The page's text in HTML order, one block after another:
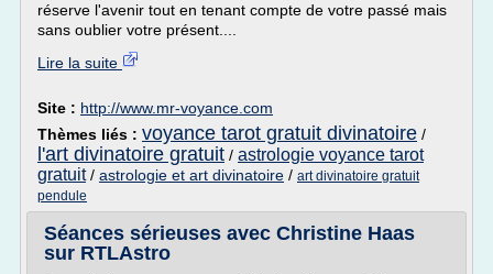
réserve l'avenir tout en tenant compte de votre passé mais
sans oublier votre présent....
Lire la suite
Site : http://www.mr-voyance.com
Thèmes liés : voyance tarot gratuit divinatoire /
l'art divinatoire gratuit / astrologie voyance tarot
gratuit/ astrologie et art divinatoire / art divinatoire gratuit
pendule
Séances sérieuses avec Christine Haas
sur RTLAstro